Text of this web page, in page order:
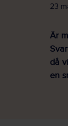
23
Är
då
en